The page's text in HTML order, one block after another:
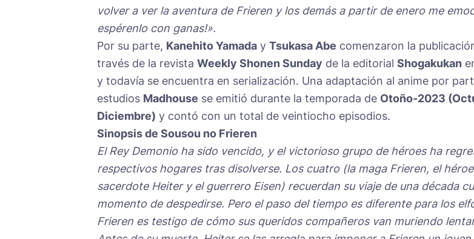
volver a ver la aventura de Frieren y los demás a partir de enero me
espérenlo con ganas!».
Por su parte, Kanehito Yamada y Tsukasa Abe comenzaron la
través de la revista Weekly Shonen Sunday de la editorial Shogakukan
y todavía se encuentra en serialización. Una adaptación al anime por
estudios Madhouse se emitió durante la temporada de Otoño-2023
Diciembre) y contó con un total de veintiocho episodios.
Sinopsis de Sousou no Frieren
El Rey Demonio ha sido vencido, y el victorioso grupo de héroes ha
respectivos hogares tras disolverse. Los cuatro (la maga Frieren, el
sacerdote Heiter y el guerrero Eisen) recuerdan su viaje de una década
momento de despedirse. Pero el paso del tiempo es diferente para los
Frieren es testigo de cómo sus queridos compañeros van muriendo